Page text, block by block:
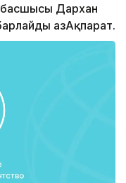
Дархан
ҚазАқпарат.